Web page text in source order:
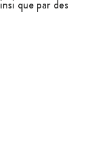
que par des